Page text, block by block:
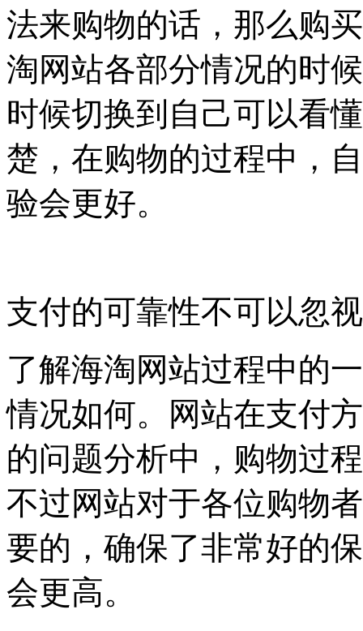
法来购物的话，那么购
淘网站各部分情况的时
时候切换到自己可以看
楚，在购物的过程中，
验会更好。
支付的可靠性不可以忽视
了解海淘网站过程中的
情况如何。网站在支付
的问题分析中，购物过
不过网站对于各位购物
要的，确保了非常好的
会更高。